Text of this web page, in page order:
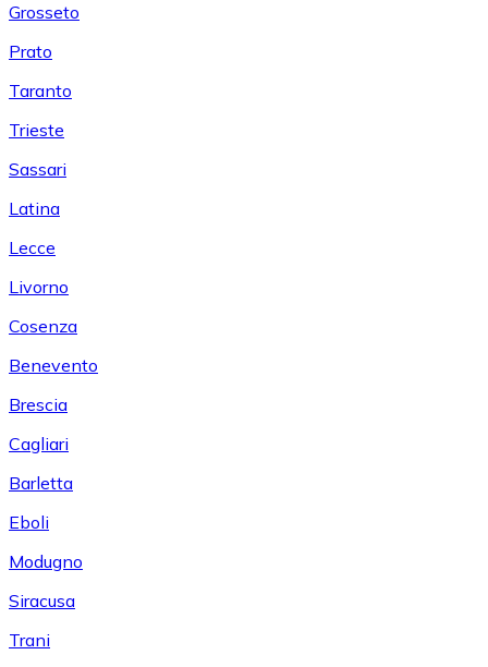
Grosseto
Prato
Taranto
Trieste
Sassari
Latina
Lecce
Livorno
Cosenza
Benevento
Brescia
Cagliari
Barletta
Eboli
Modugno
Siracusa
Trani